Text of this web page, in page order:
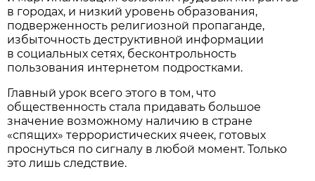
в городах, и низкий уровень образования,
подверженность религиозной пропаганде,
избыточность деструктивной информации
в социальных сетях, бесконтрольность
пользования интернетом подростками.
Главный урок всего этого в том, что
общественность стала придавать большое
значение возможному наличию в стране
«спящих» террористических ячеек, готовых
проснуться по сигналу в любой момент. Только
это лишь следствие.